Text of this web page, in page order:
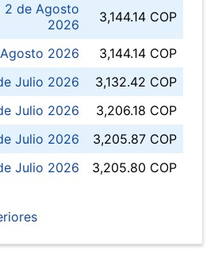
2 de Agosto
2026
3,144.14 COP
2026
3,144.14 COP
Julio 2026
3,132.42 COP
Julio 2026
3,206.18 COP
Julio 2026
3,205.87 COP
Julio 2026
3,205.80 COP